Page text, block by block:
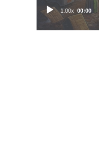
Audio
Player
1.00x 00:00